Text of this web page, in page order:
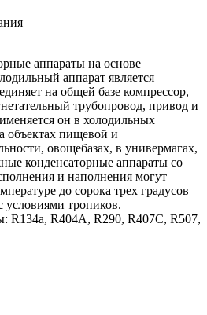
аппараты на основе
аппарат является
на общей базе компрессор,
трубопровод, привод и
он в холодильных
объектах пищевой и
овощебазах, в универмагах,
конденсаторные аппараты со
и наполнения могут
до сорока трех градусов
условиями тропиков.
R134a, R404A, R290, R407C, R507,